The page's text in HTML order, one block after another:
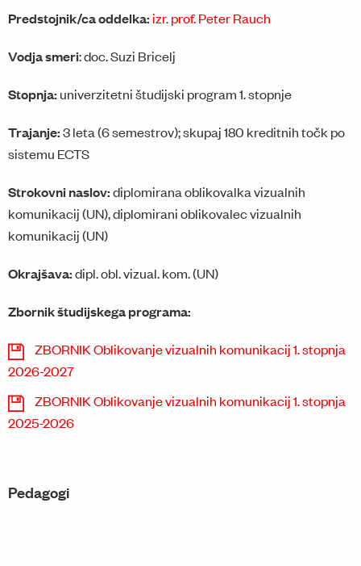
Predstojnik/ca oddelka: izr. prof. Peter Rauch
Vodja smeri: doc. Suzi Bricelj
Stopnja: univerzitetni študijski program 1. stopnje
Trajanje:3 leta (6 semestrov); skupaj 180 kreditnih točk po
sistemu ECTS
Strokovni naslov:diplomirana oblikovalka vizualnih
komunikacij (UN), diplomirani oblikovalec vizualnih
komunikacij (UN)
Okrajšava:dipl. obl. vizual. kom. (UN)
Zbornik študijskega programa:
ZBORNIK Oblikovanje vizualnih komunikacij 1. stopnja
2026-2027
ZBORNIK Oblikovanje vizualnih komunikacij 1. stopnja
2025-2026
Pedagogi